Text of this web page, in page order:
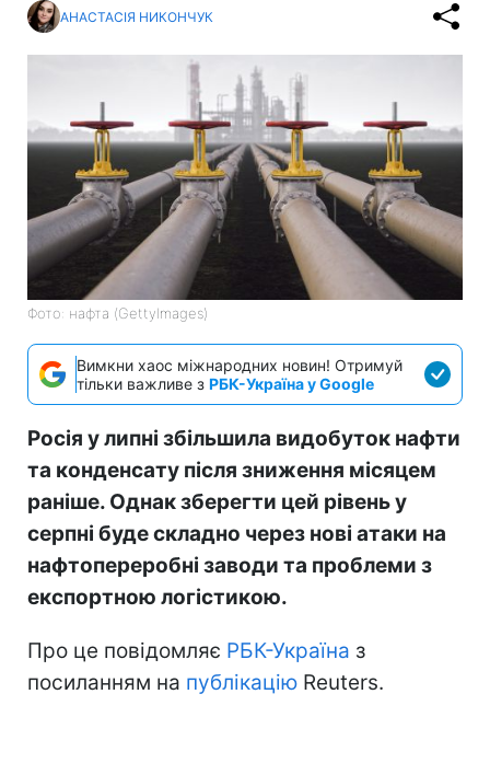
АНАСТАСІЯ НИКОНЧУК
Фото: нафта (GettyImages)
Вимкни хаос міжнародних новин! Отримуй
тільки важливе з РБК-Україна у Google
Росія у липні збільшила видобуток нафти
та конденсату після зниження місяцем
раніше. Однак зберегти цей рівень у
серпні буде складно через нові атаки на
нафтопереробні заводи та проблеми з
експортною логістикою.
Про це повідомляє РБК-Україна з
посиланням на публікацію Reuters.